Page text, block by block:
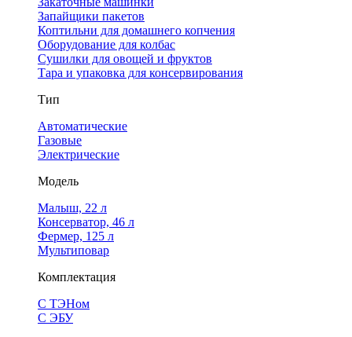
Запайщики пакетов
Коптильни для домашнего копчения
Оборудование для колбас
Сушилки для овощей и фруктов
Тара и упаковка для консервирования
Тип
Автоматические
Газовые
Электрические
Модель
Малыш, 22 л
Консерватор, 46 л
Фермер, 125 л
Мультиповар
Комплектация
С ТЭНом
С ЭБУ